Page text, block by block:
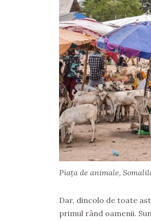
Piața de animale,
Dar, dincolo de toate
primul rând oamenii.